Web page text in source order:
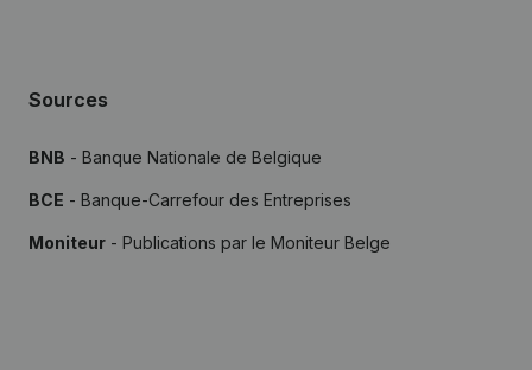
Sources
BNB - Banque Nationale de Belgique
BCE - Banque-Carrefour des Entreprises
Moniteur - Publications par le Moniteur Belge